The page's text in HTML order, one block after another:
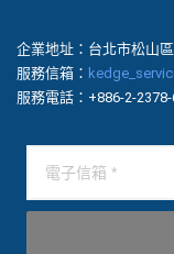
企業地址：台北市松山
服務信箱：
服務電話：+886-2-